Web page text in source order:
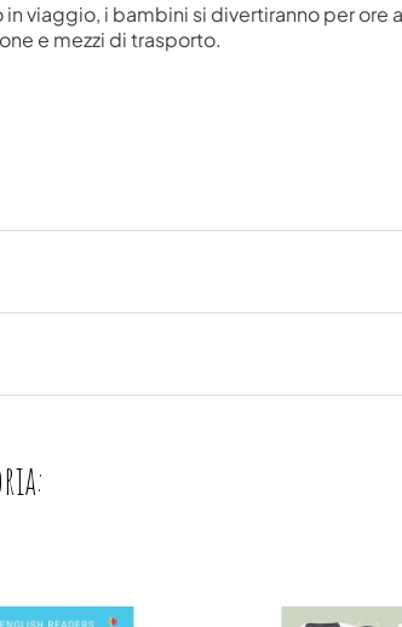
viaggio, i bambini si divertiranno per ore
e mezzi di trasporto.